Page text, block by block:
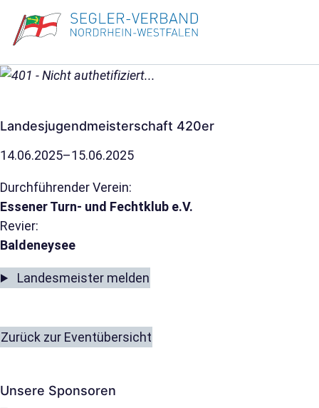
Landesjugendmeisterschaft 420er
14.06.2025–15.06.2025
Durchführender Verein:
Essener Turn- und Fechtklub e.V.
Revier:
Baldeneysee
Landesmeister melden
Zurück zur Eventübersicht
Unsere Sponsoren